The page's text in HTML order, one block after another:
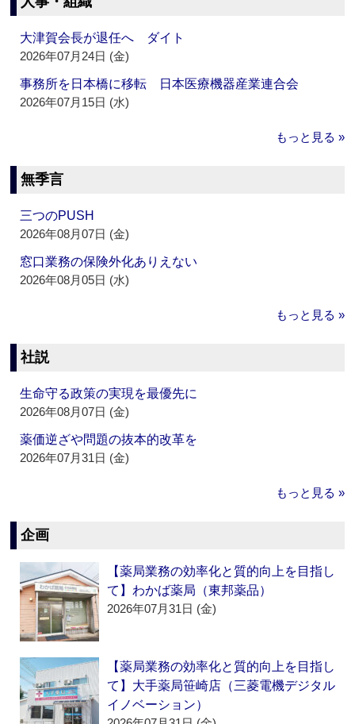
大津賀会長が退任へ ダイト
2026年07月24日 (金)
事務所を日本橋に移転 日本医療機器産業連合会
2026年07月15日 (水)
もっと見る »
無季言
三つのPUSH
2026年08月07日 (金)
窓口業務の保険外化ありえない
2026年08月05日 (水)
もっと見る »
社説
生命守る政策の実現を最優先に
2026年08月07日 (金)
薬価逆ざや問題の抜本的改革を
2026年07月31日 (金)
もっと見る »
企画
【薬局業務の効率化と質的向上を目指し
て】わかば薬局（東邦薬品）
2026年07月31日 (金)
【薬局業務の効率化と質的向上を目指し
て】大手薬局笹崎店（三菱電機デジタル
イノベーション）